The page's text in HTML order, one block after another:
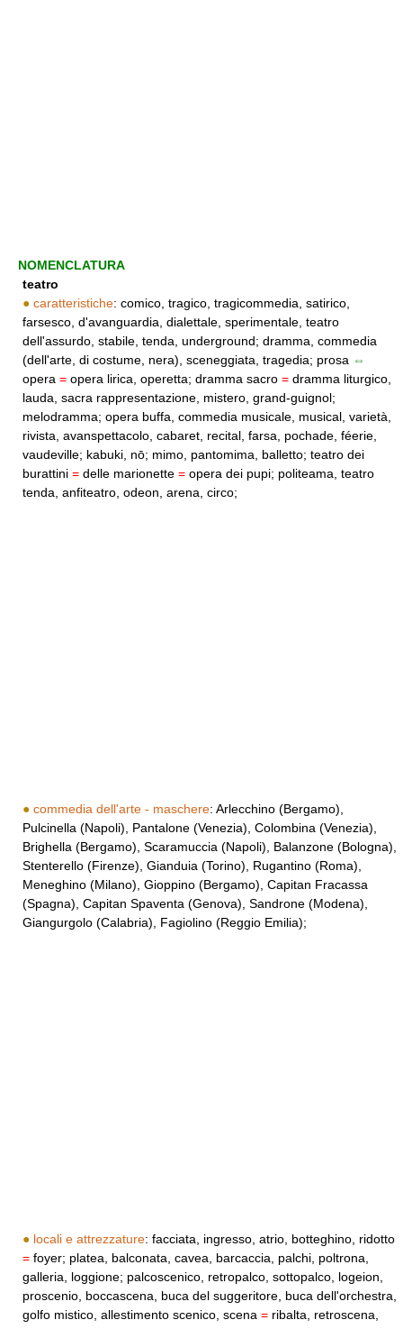
NOMENCLATURA
teatro
● caratteristiche: comico, tragico, tragicommedia, satirico,
farsesco, d'avanguardia, dialettale, sperimentale, teatro
dell'assurdo, stabile, tenda, underground; dramma, commedia
(dell'arte, di costume, nera), sceneggiata, tragedia; prosa ⇔
opera = opera lirica, operetta; dramma sacro = dramma liturgico,
lauda, sacra rappresentazione, mistero, grand-guignol;
melodramma; opera buffa, commedia musicale, musical, varietà,
rivista, avanspettacolo, cabaret, recital, farsa, pochade, féerie,
vaudeville; kabuki, nō; mimo, pantomima, balletto; teatro dei
burattini = delle marionette = opera dei pupi; politeama, teatro
tenda, anfiteatro, odeon, arena, circo;
● commedia dell'arte - maschere: Arlecchino (Bergamo),
Pulcinella (Napoli), Pantalone (Venezia), Colombina (Venezia),
Brighella (Bergamo), Scaramuccia (Napoli), Balanzone (Bologna),
Stenterello (Firenze), Gianduia (Torino), Rugantino (Roma),
Meneghino (Milano), Gioppino (Bergamo), Capitan Fracassa
(Spagna), Capitan Spaventa (Genova), Sandrone (Modena),
Giangurgolo (Calabria), Fagiolino (Reggio Emilia);
● locali e attrezzature: facciata, ingresso, atrio, botteghino, ridotto
= foyer; platea, balconata, cavea, barcaccia, palchi, poltrona,
galleria, loggione; palcoscenico, retropalco, sottopalco, logeion,
proscenio, boccascena, buca del suggeritore, buca dell'orchestra,
golfo mistico, allestimento scenico, scena = ribalta, retroscena,